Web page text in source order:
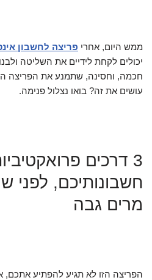
ממש היום, אחרי פריצה לחשבון
יכולים לקחת לידיים את השליטה
חכמה, וחסינה, שתמנע את הפריצה
עושים את זה? בואו נצלול פנימה.
3 דרכים
חשבונותיכם, לפני
מרים גבה
הפריצה הזו לא תגיע להפתיע